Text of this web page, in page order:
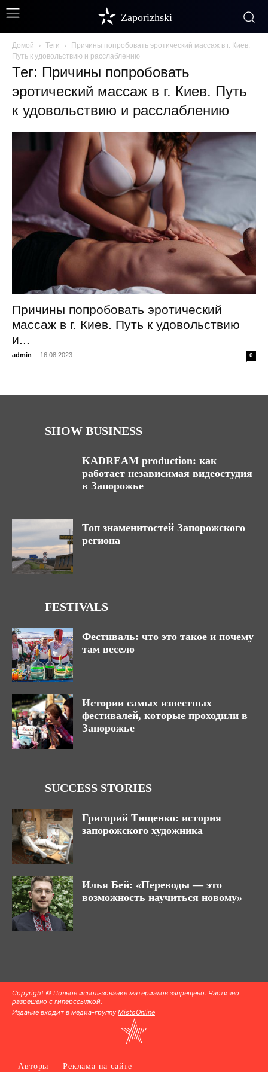
Zaporizhski
Домой Теги
Причины попробовать эротический массаж в г. Киев.
Путь к удовольствию и расслаблению
Тег: Причины попробовать
эротический массаж в г. Киев. Путь
к удовольствию и расслаблению
Причины попробовать эротический
массаж в г. Киев. Путь к удовольствию
и...
admin - 16.08.2023 0
SHOW BUSINESS
KADREAM production: как
работает независимая видеостудия
в Запорожье
Топ знаменитостей Запорожского
региона
FESTIVALS
Фестиваль: что это такое и почему
там весело
Истории самых известных
фестивалей, которые проходили в
Запорожье
SUCCESS STORIES
Григорий Тищенко: история
запорожского художника
Илья Бей: «Переводы — это
возможность научиться новому»
Copyright © Полное использование материалов запрещено. Частично
разрешено с гиперссылкой.
Издание входит в медиа-группу MistoOnline
Авторы Реклама на сайте